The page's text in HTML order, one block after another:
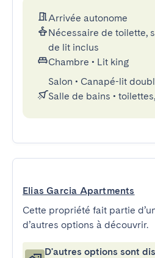
Arrivée autonome
Nécessaire de toilette,
de lit inclus
Chambre • Lit king
Salon • Canapé-lit
Salle de bains •
Elias Garcia Apartments
Cette propriété fait partie
d’autres options à découvrir.
D'autres options sont